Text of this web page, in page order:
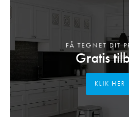
Gratis
FÅ TEGNET DIT
KLIK HER